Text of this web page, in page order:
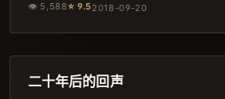
👁 5,588⭐ 9.52018-09-20
热播
二十年后的回声